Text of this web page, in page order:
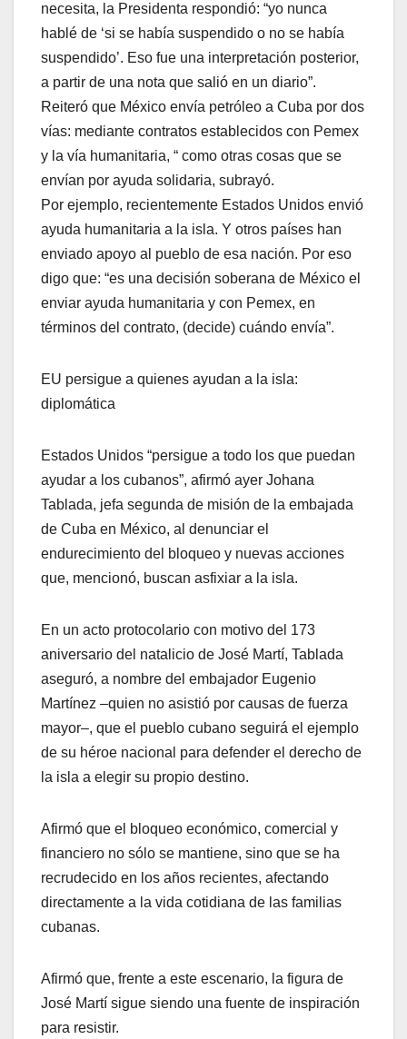
necesita, la Presidenta respondió: “yo nunca
hablé de ‘si se había suspendido o no se había
suspendido’. Eso fue una interpretación posterior,
a partir de una nota que salió en un diario”.
Reiteró que México envía petróleo a Cuba por dos
vías: mediante contratos establecidos con Pemex
y la vía humanitaria, “ como otras cosas que se
envían por ayuda solidaria, subrayó.
Por ejemplo, recientemente Estados Unidos envió
ayuda humanitaria a la isla. Y otros países han
enviado apoyo al pueblo de esa nación. Por eso
digo que: “es una decisión soberana de México el
enviar ayuda humanitaria y con Pemex, en
términos del contrato, (decide) cuándo envía”.
EU persigue a quienes ayudan a la isla:
diplomática
Estados Unidos “persigue a todo los que puedan
ayudar a los cubanos”, afirmó ayer Johana
Tablada, jefa segunda de misión de la embajada
de Cuba en México, al denunciar el
endurecimiento del bloqueo y nuevas acciones
que, mencionó, buscan asfixiar a la isla.
En un acto protocolario con motivo del 173
aniversario del natalicio de José Martí, Tablada
aseguró, a nombre del embajador Eugenio
Martínez –quien no asistió por causas de fuerza
mayor–, que el pueblo cubano seguirá el ejemplo
de su héroe nacional para defender el derecho de
la isla a elegir su propio destino.
Afirmó que el bloqueo económico, comercial y
financiero no sólo se mantiene, sino que se ha
recrudecido en los años recientes, afectando
directamente a la vida cotidiana de las familias
cubanas.
Afirmó que, frente a este escenario, la figura de
José Martí sigue siendo una fuente de inspiración
para resistir.